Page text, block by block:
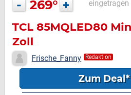
- 269° + eingetragen
TCL 85MQLED80
Zoll
Frische_Fanny Redaktion
Zum Deal*